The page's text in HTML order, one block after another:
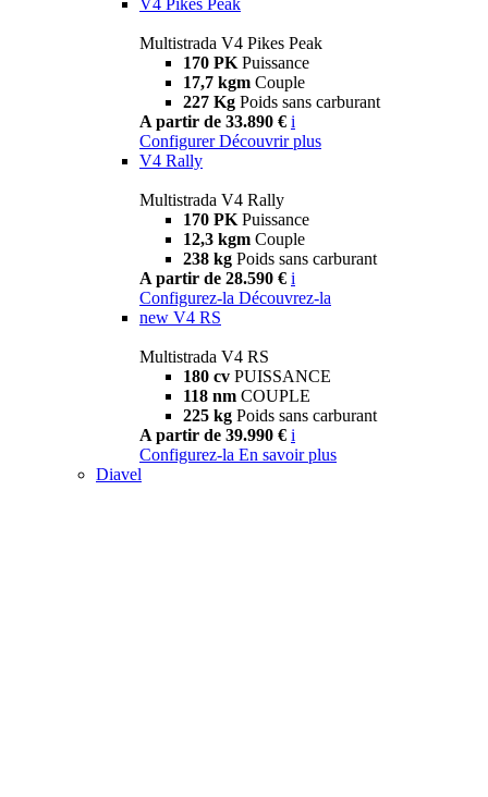
Multistrada V4 Pikes Peak
170 PK Puissance
17,7 kgm Couple
227 Kg Poids sans carburant
A partir de 33.890 € i
Configurer Découvrir plus
V4 Rally
Multistrada V4 Rally
170 PK Puissance
12,3 kgm Couple
238 kg Poids sans carburant
A partir de 28.590 € i
Configurez-la Découvrez-la
new V4 RS
Multistrada V4 RS
180 cv PUISSANCE
118 nm COUPLE
225 kg Poids sans carburant
A partir de 39.990 € i
Configurez-la En savoir plus
Diavel